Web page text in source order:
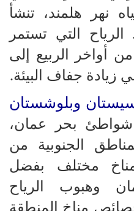
نهر هلمند، تنشأ
التي تستمر
من أواخر الربيع إلى
زيادة جفاف البيئة.
وبلوشستان
شواطئ بحر عمان،
الجنوبية من
مختلف بفضل
وهبوب الرياح
مناخ المنطقة